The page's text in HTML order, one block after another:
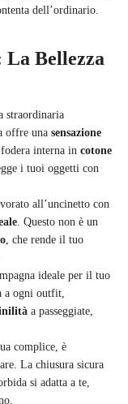
dell’ordinario.
La Bellezza
straordinaria
offre una sensazione
interna in cotone
i tuoi oggetti con
all’uncinetto con
. Questo non è un
, che rende il tuo
ideale per il tuo
a ogni outfit,
a passeggiate,
complice, è
La chiusura sicura
si adatta a te,